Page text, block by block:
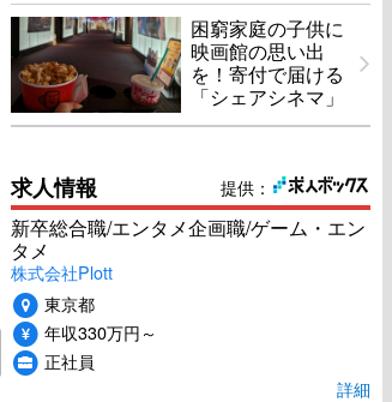
困窮家庭の子供に
映画館の思い出
を！寄付で届ける
「シェアシネマ」
提供：
求人情報
新卒総合職/エンタメ企画職/ゲーム・エン
タメ
株式会社Plott
東京都
年収330万円～
正社員
詳細